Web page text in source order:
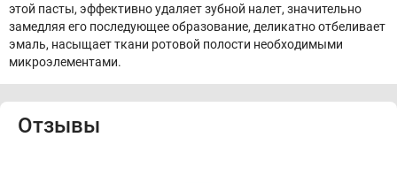
этой пасты, эффективно удаляет зубной налет, значительно
замедляя его последующее образование, деликатно отбеливает
эмаль, насыщает ткани ротовой полости необходимыми
микроэлементами.
Отзывы